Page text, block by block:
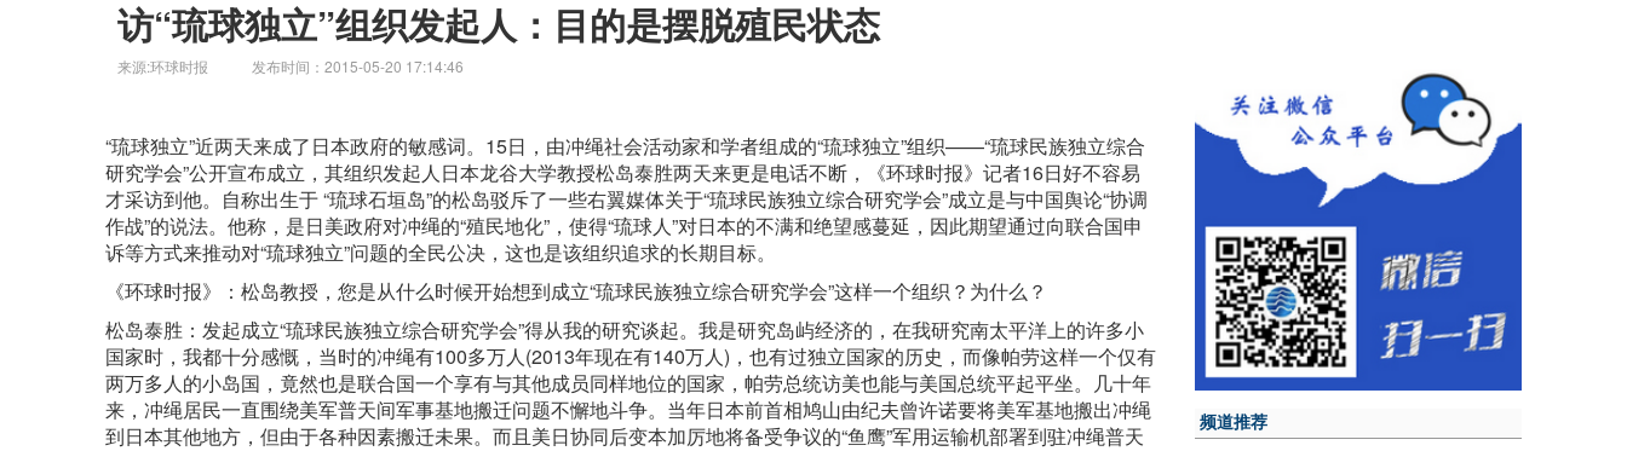
访“琉球独立”组织发起人：目的是摆脱殖民状态
来源:环球时报 发布时间：2015-05-20 17:14:46
“琉球独立”近两天来成了日本政府的敏感词。15日，由冲绳社会活动家和学者组成的“琉球独立”组织——“琉球民族独立综合
研究学会”公开宣布成立，其组织发起人日本龙谷大学教授松岛泰胜两天来更是电话不断，《环球时报》记者16日好不容易
才采访到他。自称出生于 “琉球石垣岛”的松岛驳斥了一些右翼媒体关于“琉球民族独立综合研究学会”成立是与中国舆论“协调
作战”的说法。他称，是日美政府对冲绳的“殖民地化”，使得“琉球人”对日本的不满和绝望感蔓延，因此期望通过向联合国申
诉等方式来推动对“琉球独立”问题的全民公决，这也是该组织追求的长期目标。
《环球时报》：松岛教授，您是从什么时候开始想到成立“琉球民族独立综合研究学会”这样一个组织？为什么？
松岛泰胜：发起成立“琉球民族独立综合研究学会”得从我的研究谈起。我是研究岛屿经济的，在我研究南太平洋上的许多小
国家时，我都十分感慨，当时的冲绳有100多万人(2013年现在有140万人)，也有过独立国家的历史，而像帕劳这样一个仅有
两万多人的小岛国，竟然也是联合国一个享有与其他成员同样地位的国家，帕劳总统访美也能与美国总统平起平坐。几十年
来，冲绳居民一直围绕美军普天间军事基地搬迁问题不懈地斗争。当年日本前首相鸠山由纪夫曾许诺要将美军基地搬出冲绳
到日本其他地方，但由于各种因素搬迁未果。而且美日协同后变本加厉地将备受争议的“鱼鹰”军用运输机部署到驻冲绳普天
频道推荐